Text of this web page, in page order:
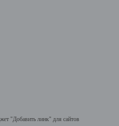
"Добавить линк" для сайтов